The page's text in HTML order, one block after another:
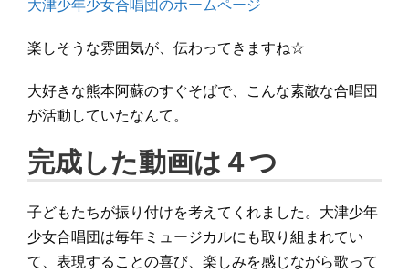
大津少年少女合唱団のホームページ
楽しそうな雰囲気が、伝わってきますね☆
大好きな熊本阿蘇のすぐそばで、こんな素敵な合唱団
が活動していたなんて。
完成した動画は４つ
子どもたちが振り付けを考えてくれました。大津少年
少女合唱団は毎年ミュージカルにも取り組まれてい
て、表現することの喜び、楽しみを感じながら歌って